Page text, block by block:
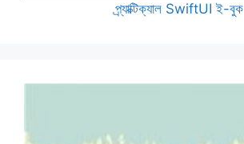
প্র্যাক্টিক্যাল SwiftUI ই-বুক